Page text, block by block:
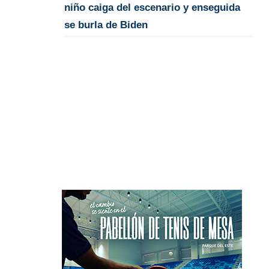
niño caiga del escenario y enseguida
se burla de Biden